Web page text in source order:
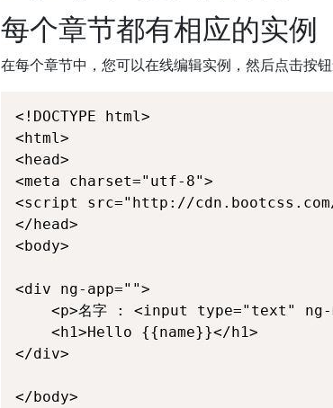
每个章节都有相应的实例
在每个章节中，您可以在线编辑实例，然后点击按钮
<!DOCTYPE html>
<html>
<head>
<meta charset="utf-8">
<script src="http://
</head>
<body>
<div ng-app="">
</div>
</body>